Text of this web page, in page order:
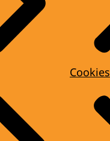
Cookies